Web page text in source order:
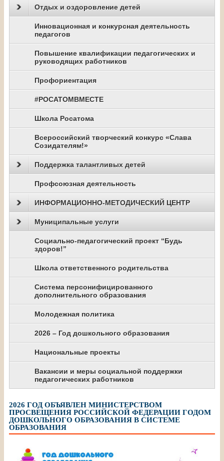
Отдых и оздоровление детей
Инновационная и конкурсная деятельность
педагогов
Повышение квалификации педагогических и
руководящих работников
Профориентация
#РОСАТОМВМЕСТЕ
Школа Росатома
Всероссийский творческий конкурс «Слава
Созидателям!»
Поддержка талантливых детей
Профсоюзная деятельность
ИНФОРМАЦИОННО-МЕТОДИЧЕСКИЙ ЦЕНТР
Муниципальные услуги
Социально-педагогический проект “Будь
здоров!”
Школа ответственного родительства
Система персонифицированного
дополнительного образования
Молодежная политика
2026 – Год дошкольного образования
Национальные проекты
Вакансии и меры социальной поддержки
педагогических работников
2026 ГОД ОБЪЯВЛЕН МИНИСТЕРСТВОМ
ПРОСВЕЩЕНИЯ РОССИЙСКОЙ ФЕДЕРАЦИИ ГОДОМ
ДОШКОЛЬНОГО ОБРАЗОВАНИЯ В СИСТЕМЕ
ОБРАЗОВАНИЯ